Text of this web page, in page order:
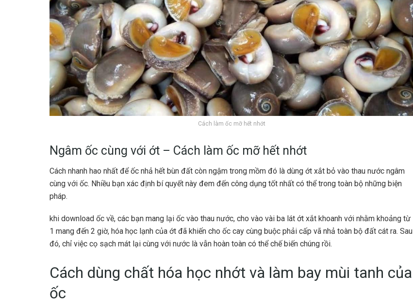
Cách làm ốc mỡ hết nhớt
Ngâm ốc cùng với ớt – Cách làm ốc mỡ hết nhớt
Cách nhanh hao nhất để ốc nhả hết bùn đất còn ngậm trong mồm đó là dùng ớt xắt bỏ vào thau nước ngâm
cùng với ốc. Nhiều bạn xác định bí quyết này đem đến công dụng tốt nhất có thể trong toàn bộ những biện
pháp.
khi download ốc về, các bạn mang lại ốc vào thau nước, cho vào vài ba lát ớt xắt khoanh với nhằm khoảng từ
1 mang đến 2 giờ, hóa học lạnh của ớt đã khiến cho ốc cay cùng buộc phải cấp vã nhả toàn bộ đất cát ra. Sau
đó, chỉ việc cọ sạch mát lại cùng với nước là vẫn hoàn toàn có thể chế biến chúng rồi.
Cách dùng chất hóa học nhớt và làm bay mùi tanh của
ốc